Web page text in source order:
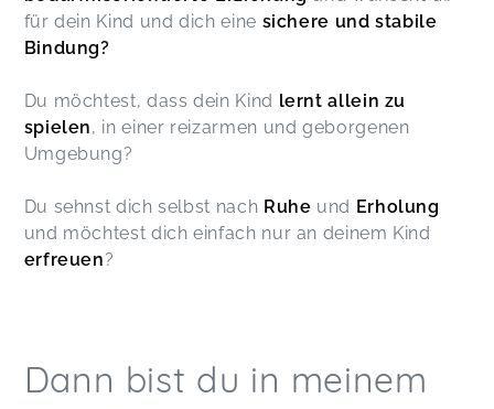
für dein Kind und dich eine sichere und stabile
Bindung?
Du möchtest, dass dein Kind lernt allein zu
spielen, in einer reizarmen und geborgenen
Umgebung?
Du sehnst dich selbst nach Ruhe und Erholung
und möchtest dich einfach nur an deinem Kind
erfreuen?
Dann bist du in meinem